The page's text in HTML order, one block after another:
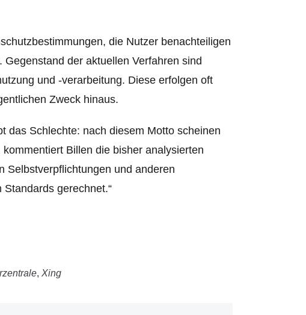
die Nutzer benachteiligen
der aktuellen Verfahren sind
und -verarbeitung. Diese erfolgen oft
Zweck hinaus.
das Schlechte: nach diesem Motto scheinen
Billen die bisher analysierten
Selbstverpflichtungen und anderen
gerechnet.“
, Xing